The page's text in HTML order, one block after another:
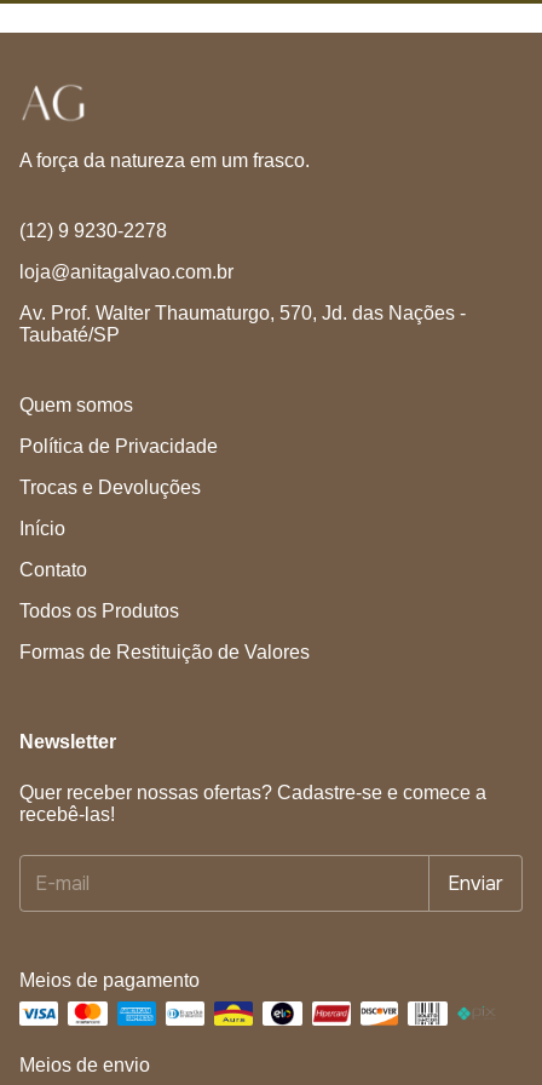
Pode ser usado todos os dias
Não deixa o cabelo duro.
Fórmula 100% natural.
................................
O Gel Laço é mais que um modelador. É o abraço que
Se é durabilidade e brilho que você quer, o gel o laço vai
Os ingredientes são nosso diferencial:
Óleo vegetal de Abacate.
Manteiga de macadamia.
Óleo vegetal semente de uva.
Óleo essencial de lavanda francesa
Gratissima Oil, Vitis Vinifera Seed Oil, Glycerin,
Macadamia Temifolia Seed Oil, Sodium Chloride,
Disodium EDTA, Citric Acid, Benzyl Alcohol, Cymbopogon
Tocopherol.
A força da natureza em um frasco.
(12) 9 9230-2278
loja@anitagalvao.com.br
Av. Prof. Walter Thaumaturgo, 570, Jd. das Nações -
Taubaté/SP
Quem somos
Política de Privacidade
Trocas e Devoluções
Início
Contato
Todos os Produtos
Formas de Restituição de Valores
Newsletter
Quer receber nossas ofertas? Cadastre-se e comece a
recebê-las!
Meios de pagamento
Meios de envio